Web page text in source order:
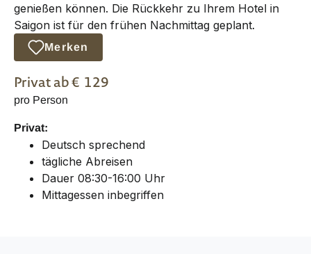
genießen können. Die Rückkehr zu Ihrem Hotel in
Saigon ist für den frühen Nachmittag geplant.
Merken
Privatab € 129
pro Person
Privat:
Deutsch sprechend
tägliche Abreisen
Dauer 08:30-16:00 Uhr
Mittagessen inbegriffen